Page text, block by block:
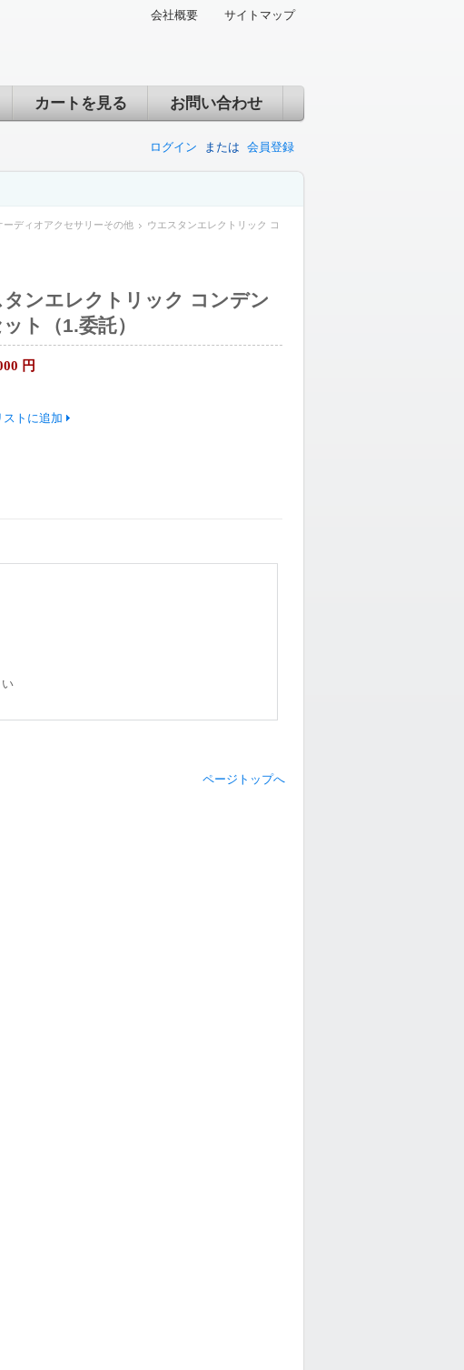
会社概要 サイトマップ
カートを見る お問い合わせ
ログイン または 会員登録
ディオアクセサリーその他
ウエスタンエレクトリック コ
タンエレクトリック コンデン
ト（1.委託）
円
トに追加
ページトップへ